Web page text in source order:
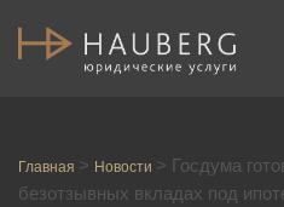
Главная > Новости > Госдума
безотзывных вкладах под